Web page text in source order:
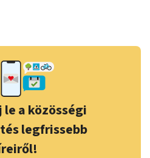
le a közösségi
legfrissebb